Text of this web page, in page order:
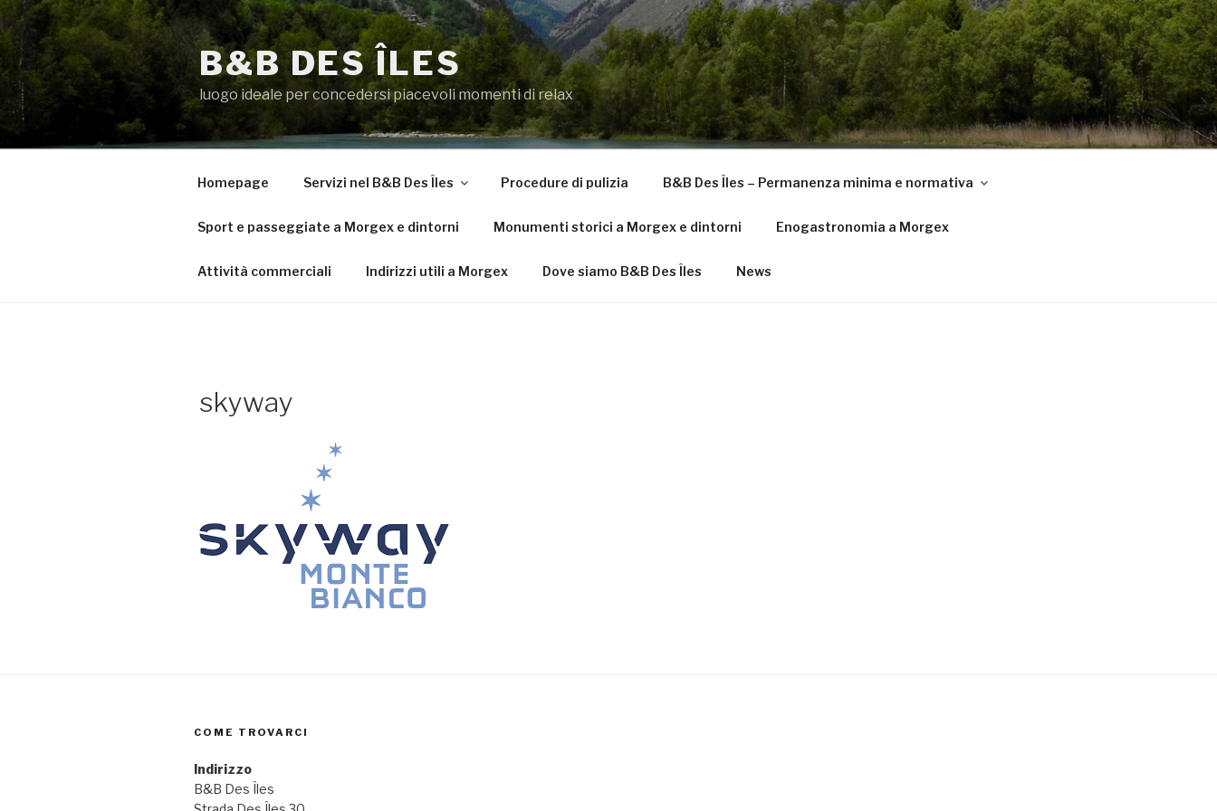
Salta
al
contenuto
B&B DES ÎLES
luogo ideale per concedersi piacevoli momenti di relax
Homepage Servizi nel B&B Des Îles Procedure di pulizia B&B Des Îles – Permanenza minima e normativa
Sport e passeggiate a Morgex e dintorni Monumenti storici a Morgex e dintorni Enogastronomia a Morgex
Attività commerciali Indirizzi utili a Morgex Dove siamo B&B Des Îles News
skyway
COME TROVARCI
Indirizzo
B&B Des Îles